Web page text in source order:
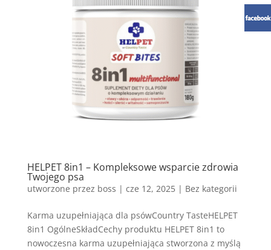
HELPET 8in1 – Kompleksowe wsparcie zdrowia
Twojego psa
utworzone przez boss | cze 12, 2025| Bez kategorii
Karma uzupełniająca dla psówCountry TasteHELPET
8in1 OgólneSkładCechy produktu HELPET 8in1 to
nowoczesna karma uzupełniająca stworzona z myślą